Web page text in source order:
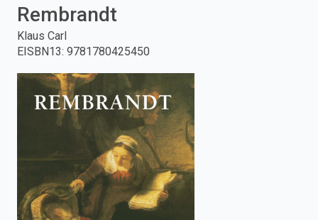
and
press
Rembrandt
Klaus Carl
EISBN13: 9781780425450